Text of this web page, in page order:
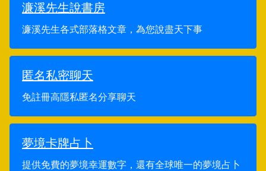
濂溪先生說書房
濂溪先生各式部落格文章，為您說盡天下事
匿名私密聊天
免註冊高隱私匿名分享聊天
夢境卡牌占卜
提供免費的夢境幸運數字，還有全球唯一的夢境占卜